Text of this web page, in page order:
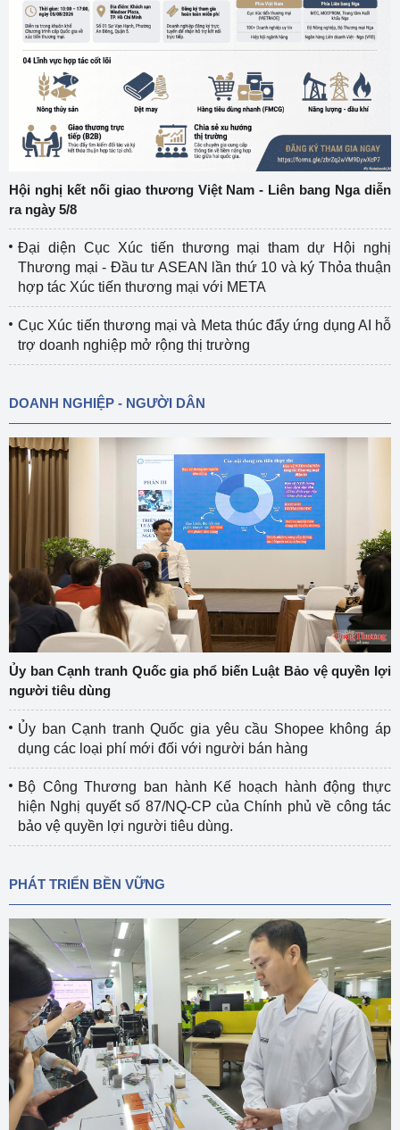
Hội nghị kết nối giao thương Việt Nam - Liên bang Nga diễn
ra ngày 5/8
Đại diện Cục Xúc tiến thương mại tham dự Hội nghị
Thương mại - Đầu tư ASEAN lần thứ 10 và ký Thỏa thuận
hợp tác Xúc tiến thương mại với META
Cục Xúc tiến thương mại và Meta thúc đẩy ứng dụng AI hỗ
trợ doanh nghiệp mở rộng thị trường
DOANH NGHIỆP - NGƯỜI DÂN
Ủy ban Cạnh tranh Quốc gia phổ biến Luật Bảo vệ quyền lợi
người tiêu dùng
Ủy ban Cạnh tranh Quốc gia yêu cầu Shopee không áp
dụng các loại phí mới đối với người bán hàng
Bộ Công Thương ban hành Kế hoạch hành động thực
hiện Nghị quyết số 87/NQ-CP của Chính phủ về công tác
bảo vệ quyền lợi người tiêu dùng.
PHÁT TRIỂN BỀN VỮNG